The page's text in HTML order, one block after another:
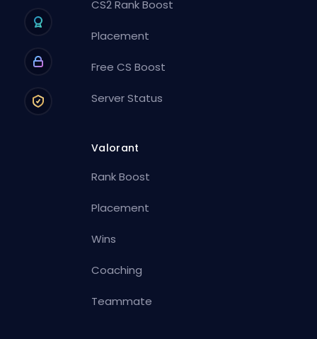
CS2 Rank Boost
Placement
Free CS Boost
Server Status
Valorant
Rank Boost
Placement
Wins
Coaching
Teammate